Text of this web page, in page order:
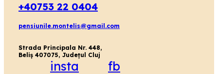
+40753 22 0404
pensiunile.montelis@gmail.com
Strada Principala Nr. 448,
Beliș 407075, Județul Cluj
insta
fb